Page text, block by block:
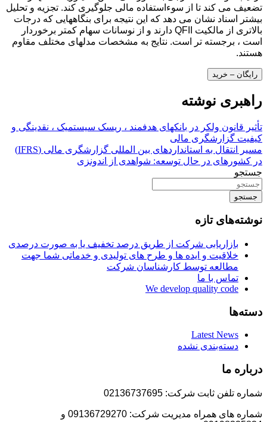
تضعیف می کند تا از سوءاستفاده مالی جلوگیری کند. تجزیه و تحلیل
بیشتر اسناد نشان می دهد که این نتیجه برای بنگاههایی که درجات
بالاتری از مالکیت QFII دارند و از نوسانات سهام کمتر برخوردار
است ، برجسته تر است. نتایج به مشخصات مدلهای مختلف مقاوم
هستند.
رایگان – خرید
راهبری نوشته
تأثیر قانون ولکر در بانکهای هدفمند ، ریسک سیستمیک ، نقدینگی و
کیفیت گزارشگری مالی
مسیر انتقال به استانداردهای بین المللی گزارشگری مالی (IFRS)
در کشورهای در حال توسعه: شواهدی از اندونزی
جستجو
جستجو
نوشته‌های تازه
بازاریابی شرکت از طریق درصد تخفیف یا به صورت درصدی
خلاقیت و ایده ها و طرح های تولیدی و خدماتی شما جهت
مطالعه توسط کارشناسان شرکت
تماس با ما
We develop quality code
دسته‌ها
Latest News
دسته‌بندی نشده
درباره ما
شماره تلفن ثابت شرکت: 02136737695
شماره های همراه مدیریت شرکت: 09136729270 و